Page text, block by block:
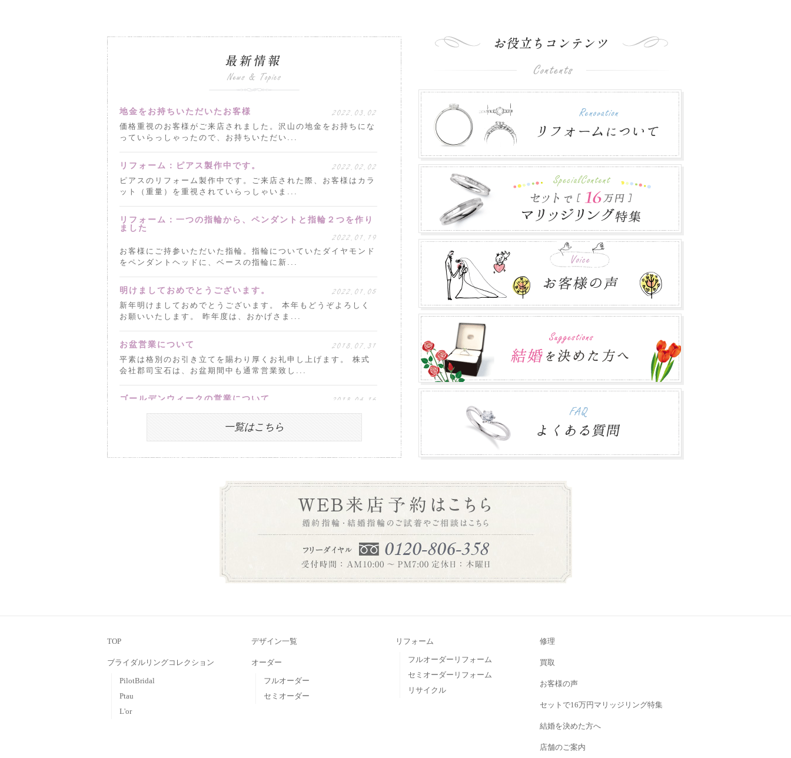
地金をお持ちいただいたお客様 2022.03.02
価格重視のお客様がご来店されました。沢山の地金をお持ちにな
っていらっしゃったので、お持ちいただい...
リフォーム：ピアス製作中です。 2022.02.02
ピアスのリフォーム製作中です。ご来店された際、お客様はカラ
ット（重量）を重視されていらっしゃいま...
リフォーム：一つの指輪から、ペンダントと指輪２つを作り
ました
2022.01.19
お客様にご持参いただいた指輪。指輪についていたダイヤモンド
をペンダントヘッドに、ベースの指輪に新...
明けましておめでとうございます。 2022.01.05
新年明けましておめでとうございます。 本年もどうぞよろしく
お願いいたします。 昨年度は、おかげさま...
お盆営業について 2018.07.31
平素は格別のお引き立てを賜わり厚くお礼申し上げます。 株式
会社郡司宝石は、お盆期間中も通常営業致し...
ゴールデンウィークの営業について 2018.04.16
平素は格別のお引き立てを賜わり厚くお礼申し上げます。 株式
会社郡司宝石は、ゴールデンウィーク期間中...
2017.07.24
平素は格別のお引き立てを賜わり厚くお礼申し上げます。 株式
会社郡司宝石は、お盆期間中も通常営業致し...
ゴールデンウィークの営業について 2017.04.30
ゴールデンウィークの営業に関しましては、通常通り営業致しま
がら下記の期間を年末年始休業とさせて頂き...
一覧はこちら
TOP
ブライダルリングコレクション
PilotBridal
Ptau
L'or
デザイン一覧
オーダー
フルオーダー
セミオーダー
リフォーム
フルオーダーリフォーム
セミオーダーリフォーム
リサイクル
修理
買取
お客様の声
セットで16万円マリッジリング特集
結婚を決めた方へ
店舗のご案内